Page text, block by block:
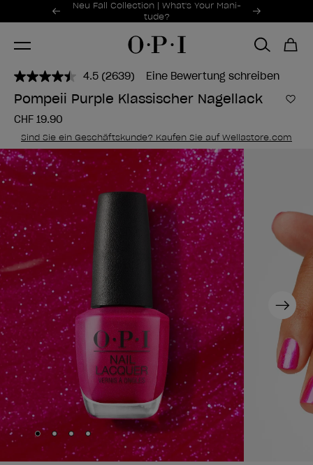
Sonderangebote
Neu Fall Collection | What's Your Mani-
tude?
Item 1 of 2
4.5 2639
Bewertungen
lesen..
gleichen
Seite.
(2639) Eine Bewertung schreiben
Pompeii Purple Klassischer Nagellack Zur
CHF 19.90
Sind Sie ein Geschäftskunde? Kaufen Sie auf Wellastore.com
Next
Skip to slide
Skip to slide2
Skip to slide3
Skip to slide4